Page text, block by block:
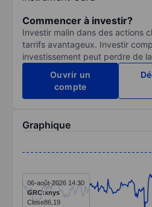
Commencer à investir?
Investir malin dans des actions
tarrifs avantageux. Investir
investissement peut perdre de
Ouvrir un
compte
Graphique
Line chart with 286 data
The chart has 1 X axis
The chart has 1 Y axis
06-août-2026 14:30
GRC:xnys
Close86,19